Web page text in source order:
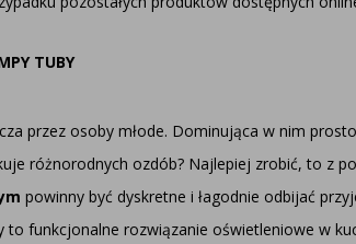
TUBY
przez osoby młode. Dominująca w nim
różnorodnych ozdób? Najlepiej zrobić, to z
powinny być dyskretne i łagodnie odbijać
funkcjonalne rozwiązanie oświetleniowe w